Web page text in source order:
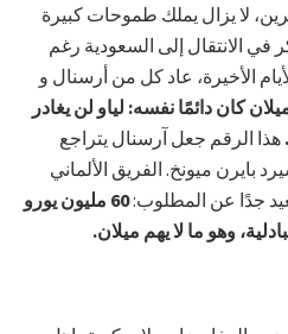
لا يزال يملك طموحات كبيرة
في الانتقال إلى السعودية رغم
الأخيرة، عاد كل من أرسنال و
كان دائمًا نفسه: لياو لن يغادر
هذا الرقم جعل آرسنال يتراجع
بايرن ميونخ. الفريق الألماني
جدًا عن المطلوب:
60 مليون يورو
وهو ما لا يهم ميلان.